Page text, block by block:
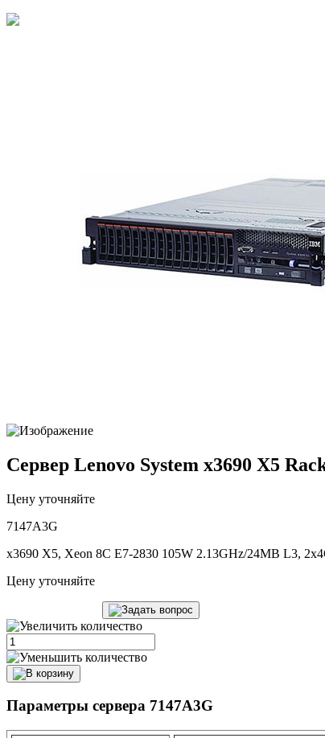
Сервер Lenovo System x3690 X5
Цену уточняйте
7147A3G
x3690 X5, Xeon 8C E7-2830 105W 2.13GHz/24MB L3,
Цену уточняйте
Параметры сервера 7147A3G